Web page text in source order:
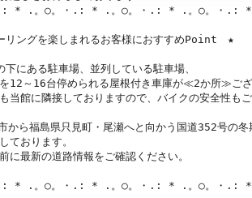
.: * .。○。・.: * .。○。・.: * .。○。・.:
リングを楽しまれるお客様におすすめPoint　★
下にある駐車場、並列している駐車場、
12～16台停められる屋根付き車庫が≪2か所≫ござ
当館に隣接しておりますので、バイクの安全性も
から福島県只見町・尾瀬へと向かう国道352号の
ております。
に最新の道路情報をご確認ください。
.: * .。○。・.: * .。○。・.: * .。○。・.: